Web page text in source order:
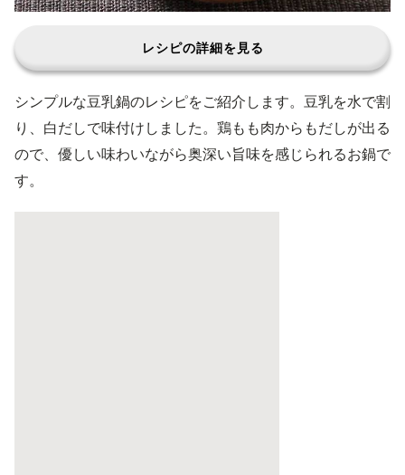
レシピの詳細を見る
シンプルな豆乳鍋のレシピをご紹介します。豆乳を水で割
り、白だしで味付けしました。鶏もも肉からもだしが出る
ので、優しい味わいながら奥深い旨味を感じられるお鍋で
す。